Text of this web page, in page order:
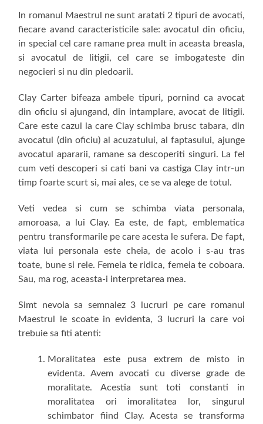
In romanul Maestrul ne sunt aratati 2 tipuri de avocati,
fiecare avand caracteristicile sale: avocatul din oficiu,
in special cel care ramane prea mult in aceasta breasla,
si avocatul de litigii, cel care se imbogateste din
negocieri si nu din pledoarii.
Clay Carter bifeaza ambele tipuri, pornind ca avocat
din oficiu si ajungand, din intamplare, avocat de litigii.
Care este cazul la care Clay schimba brusc tabara, din
avocatul (din oficiu) al acuzatului, al faptasului, ajunge
avocatul apararii, ramane sa descoperiti singuri. La fel
cum veti descoperi si cati bani va castiga Clay intr-un
timp foarte scurt si, mai ales, ce se va alege de totul.
Veti vedea si cum se schimba viata personala,
amoroasa, a lui Clay. Ea este, de fapt, emblematica
pentru transformarile pe care acesta le sufera. De fapt,
viata lui personala este cheia, de acolo i s-au tras
toate, bune si rele. Femeia te ridica, femeia te coboara.
Sau, ma rog, aceasta-i interpretarea mea.
Simt nevoia sa semnalez 3 lucruri pe care romanul
Maestrul le scoate in evidenta, 3 lucruri la care voi
trebuie sa fiti atenti:
Moralitatea este pusa extrem de misto in
evidenta. Avem avocati cu diverse grade de
moralitate. Acestia sunt toti constanti in
moralitatea ori imoralitatea lor, singurul
schimbator fiind Clay. Acesta se transforma